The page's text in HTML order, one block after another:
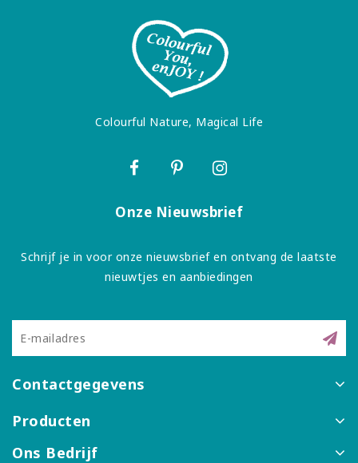
Colourful Nature, Magical Life
Onze Nieuwsbrief
Schrijf je in voor onze nieuwsbrief en ontvang de laatste
nieuwtjes en aanbiedingen
Contactgegevens
Producten
Ons Bedrijf